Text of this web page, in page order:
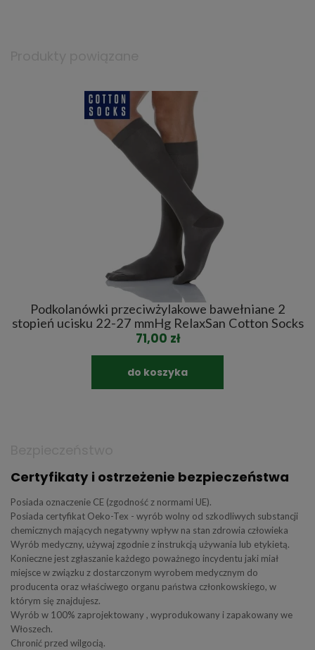
Podkolanówki przeciwżylakowe bawełniane 2
stopień ucisku 22-27 mmHg RelaxSan Cotton Socks
71,00 zł
do koszyka
Certyfikaty i ostrzeżenie bezpieczeństwa
Posiada oznaczenie CE (zgodność z normami UE).
Posiada certyfikat Oeko-Tex - wyrób wolny od szkodliwych substancji
chemicznych mających negatywny wpływ na stan zdrowia człowieka
Wyrób medyczny, używaj zgodnie z instrukcją używania lub etykietą.
Konieczne jest zgłaszanie każdego poważnego incydentu jaki miał
miejsce w związku z dostarczonym wyrobem medycznym do
producenta oraz właściwego organu państwa członkowskiego, w
którym się znajdujesz.
Wyrób w 100% zaprojektowany , wyprodukowany i zapakowany we
Włoszech.
Chronić przed wilgocią.